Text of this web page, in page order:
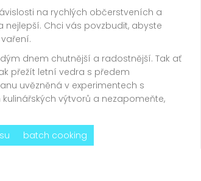
na rychlých občerstveních a
Chci vás povzbudit, abyste
dnem chutnější a radostnější. Tak ať
přežít letní vedra s předem
uvězněná v experimentech s
výtvorů a nezapomeňte,
batch cooking